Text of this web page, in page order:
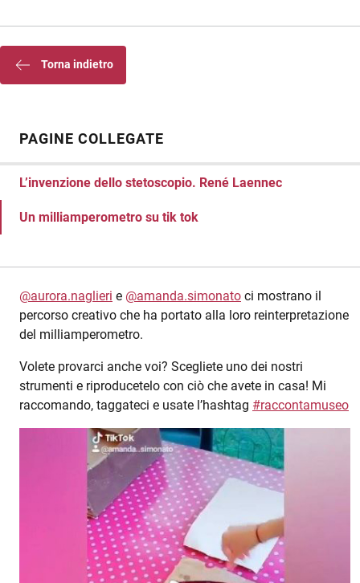
Torna indietro
PAGINE COLLEGATE
L’invenzione dello stetoscopio. René Laennec
Un milliamperometro su tik tok
@aurora.naglieri e @amanda.simonato ci mostrano il
percorso creativo che ha portato alla loro reinterpretazione
del milliamperometro.
Volete provarci anche voi? Scegliete uno dei nostri
strumenti e riproducetelo con ciò che avete in casa! Mi
raccomando, taggateci e usate l’hashtag #raccontamuseo